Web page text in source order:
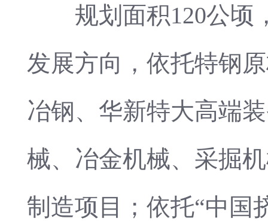
规划面积120公顷，
发展方向，依托特钢
冶钢、华新特大高端
械、冶金机械、采掘
制造项目；依托“中